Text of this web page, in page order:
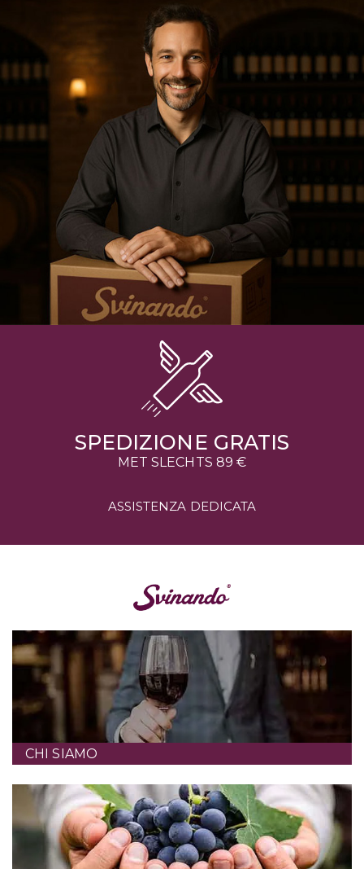
Preferiti
importanti località vinicole nel Paese. Se vuoi
immergerti nella degustazione dei vini cileni più
rappresentativi, scegli un rosso Carmenère oppure un
Sauvignon tra quelli selezionati dai nostri esperti.
SPEDIZIONE GRATIS
MET SLECHTS 89 €
ASSISTENZA DEDICATA
CHI SIAMO